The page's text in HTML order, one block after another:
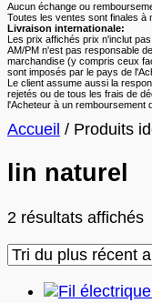
Aucun échange ou
Toutes les ventes sont finales à
Livraison internationale:
Les prix affichés prix n'inclut
AM/PM n'est pas responsable
marchandise (y compris ceux
sont imposés par le pays de
Le client assume aussi la
rejetés ou de tous les frais de
l'Acheteur à un remboursement
Accueil / Produits
lin naturel
2 résultats affichés